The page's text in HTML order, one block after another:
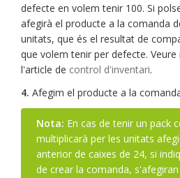
defecte en volem tenir 100. Si
afegirà el producte a la comanda
unitats, que és el resultat de
que volem tenir per defecte.
l'article de control d'inventari.
4. Afegim el producte a la
Nota: En cas de tenir un pack
multiplicarà per les unitats
anterior de caixes de 24, si
de crear la comanda,